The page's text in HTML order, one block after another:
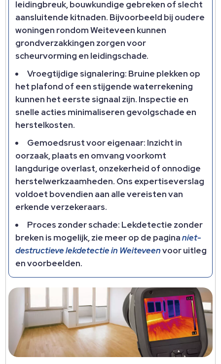
leidingbreuk, bouwkundige gebreken of slecht
aansluitende kitnaden. Bijvoorbeeld bij oudere
woningen rondom Weiteveen kunnen
grondverzakkingen zorgen voor
scheurvorming en leidingschade.
Vroegtijdige signalering: Bruine plekken op
het plafond of een stijgende waterrekening
kunnen het eerste signaal zijn. Inspectie en
snelle acties minimaliseren gevolgschade en
herstelkosten.
Gemoedsrust voor eigenaar: Inzicht in
oorzaak, plaats en omvang voorkomt
langdurige overlast, onzekerheid of onnodige
herstelwerkzaamheden. Ons expertiseverslag
voldoet bovendien aan alle vereisten van
erkende verzekeraars.
Proces zonder schade: Lekdetectie zonder
breken is mogelijk, zie meer op de paginaniet-
destructieve lekdetectie in Weiteveenvoor uitleg
en voorbeelden.